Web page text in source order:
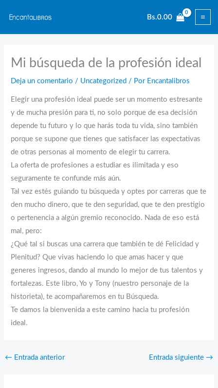
contenido
Bs.0.00
Mi búsqueda de la profesión ideal
Deja un comentario / Uncategorized / Por Encantalibros
Elegir una profesión ideal puede ser un momento estresante
y de mucha presión para ti, no solo porque de esa decisión
depende tu futuro y lo que harás toda tu vida, sino también
porque se supone que tienes que satisfacer las expectativas
de otras personas al momento de elegir tu carrera.
La oferta de profesiones a estudiar es ilimitada y eso
seguramente te confunde más aún.
Tal vez estés guiando tu búsqueda y optes por carreras que te
den mucho dinero, que te den seguridad, que te den prestigio
o pertenencia a algún gremio reconocido. Nada de eso está
mal, pero:
¿Qué tal si buscas una carrera que también te dé Felicidad y
Plenitud? Que vivas haciendo lo que amas hacer y que
generes ingresos, dando al mundo lo mejor de tus talentos y
fortalezas. Este libro, Yo y Tony (nuestro personaje de la
historieta), te acompañaremos en tu Búsqueda.
Te damos la bienvenida a este camino hacia tu profesión
ideal.
← Entrada anterior Entrada siguiente →